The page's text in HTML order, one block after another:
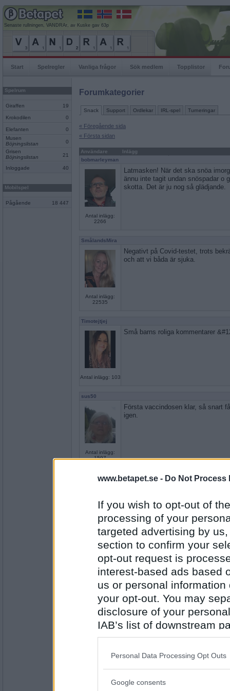
www.betapet.se - Do Not Process
If you wish to opt-out of
processing of your
targeted advertising by
section to confirm your
opt-out request is
interest-based ads based
us or personal
your opt-out. You may
disclosure of your
IAB’s list of downstream
also be disclosed by us
Downstream Participants
Please note that this
Personal Data Processing Opt Outs
Google consents
Senaste rullningen, VANDRAr, av Kuske gav 63p
Start Spelregler Vanliga frågor Sök medlem Topplistor
Spelrum
Giraffen 19
Krokodilen 0
Elefanten
0
Musen
Böjningslistan
0
Grisen
Böjningslistan
21
Inloggade 40
Mobilspel
Pågående 18 447
Forumkategorier
Snack Support Ordlekar IRL-spel Turneringar
« Föregående sida
« Första sidan
Användare
Inlägg
bobmarleyman
Antal inlägg:
2266
Latmasken! När det ska snöa
ännu inte tagit undan snöspadar o
skotta. Det är ju nog så glädjande.
SmålandsMira
Antal inlägg:
22535
Negativt på Covid-testet, trots
och att vi båda är sjuka.
Timotejtjej
Antal inlägg: 103
Små barns roliga kommentarer
sus50
Antal inlägg:
1597
Första vaccindosen klar, så snart
igen.
SmålandsMira
Antal inlägg:
sara73
Antal inlägg: 239
Att jag fått tillbaka lite av rösten
igen
då vet jag att hon mår bra och då